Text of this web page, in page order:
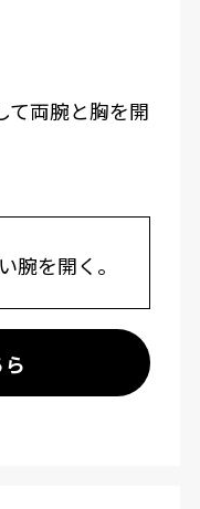
て両腕と胸を開
腕を開く。